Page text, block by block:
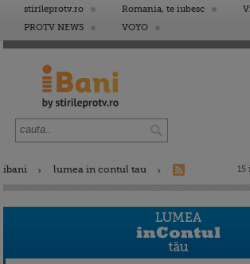
stirileprotv.ro Romania, te iubesc
PROTV NEWS
VOYO
ibani lumea in contul tau
15